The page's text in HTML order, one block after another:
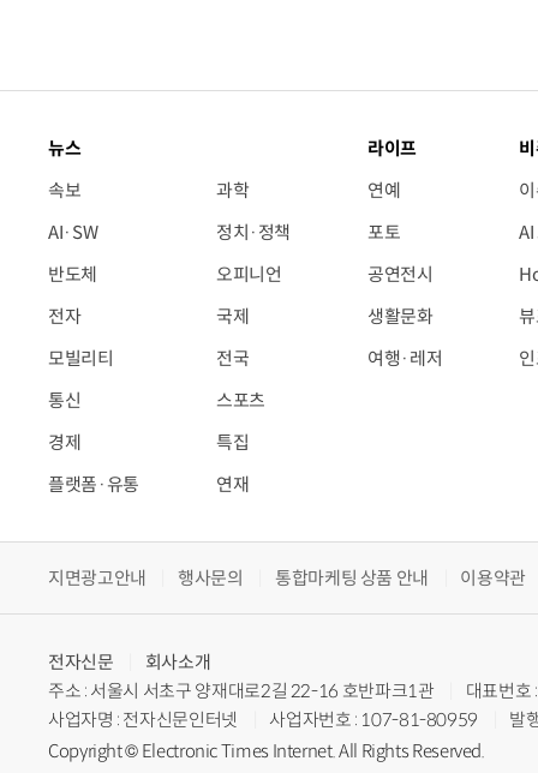
뉴스
속보
AI·SW
반도체
전자
모빌리티
통신
경제
플랫폼·유통
과학
정치·정책
오피니언
국제
전국
스포츠
특집
연재
라이프
연예
포토
공연전시
생활문화
여행·레저
지면광고안내 행사문의 통합마케팅 상품 안내 이용약관
전자신문
회사소개
주소 : 서울시 서초구 양재대로2길 22-16 호반파크1관
대표번
사업자명 : 전자신문인터넷
사업자번호 : 107-81-80959
발
Copyright © Electronic Times Internet. All Rights Reserved.